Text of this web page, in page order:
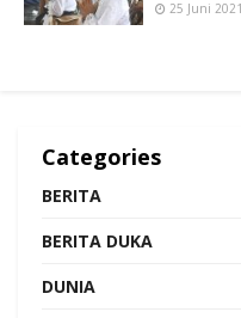
25 Juni 2021
Categories
BERITA
BERITA DUKA
DUNIA